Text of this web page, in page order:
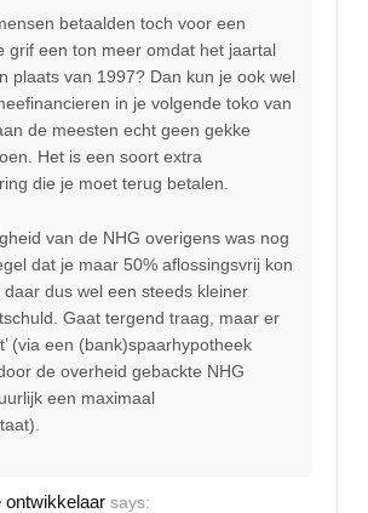
betaalden toch voor een
grif een ton meer omdat het jaartal
plaats van 1997? Dan kun je ook wel
in je volgende toko van
de meesten echt geen gekke
Het is een soort extra
die je moet terug betalen.
van de NHG overigens was nog
dat je maar 50% aflossingsvrij kon
daar dus wel een steeds kleiner
Gaat tergend traag, maar er
(via een (bank)spaarhypotheek
de overheid gebackte NHG
een maximaal
ontwikkelaar says: